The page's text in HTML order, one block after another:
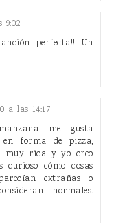
perfecta!! Un
a las 14:17
me gusta
en forma de pizza,
muy rica y yo creo
curioso cómo cosas
extrañas o
normales.